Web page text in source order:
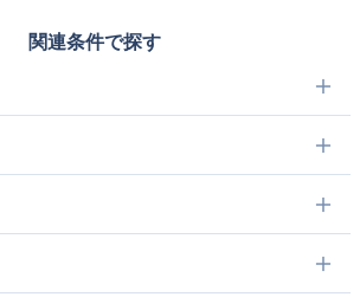
関連条件で探す